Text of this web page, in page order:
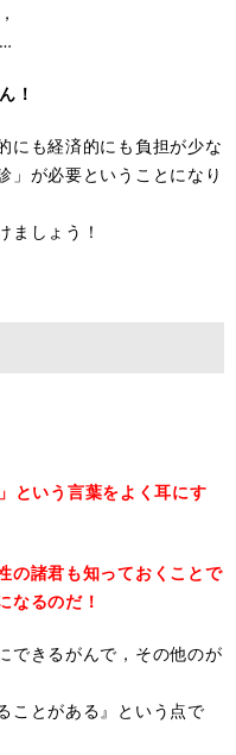
！
にも経済的にも負担が少な
」が必要ということになり
ましょう！
という言葉をよく耳にす
の諸君も知っておくことで
なるのだ！
できるがんで，その他のが
ことがある』という点で